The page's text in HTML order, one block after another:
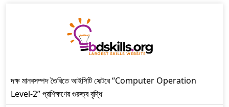
দক্ষ মানবসম্পদ তৈরিতে আইসিটি সেক্টরে “Computer Operation
Level-2” প্রশিক্ষণের গুরুত্ব বৃদ্ধি